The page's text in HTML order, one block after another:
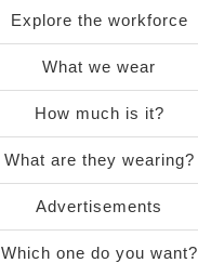
Explore the workforce
What we wear
How much is it?
What are they wearing?
Advertisements
Which one do you want?